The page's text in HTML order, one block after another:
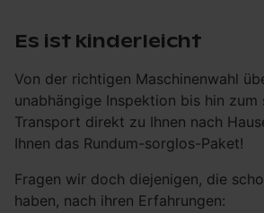
Es ist kinderleicht
Von der richtigen Maschinenwahl
unabhängige Inspektion bis hin zum
Transport direkt zu Ihnen nach
Ihnen das Rundum-sorglos-Paket!
Fragen wir doch diejenigen, die
haben, nach ihren Erfahrungen: